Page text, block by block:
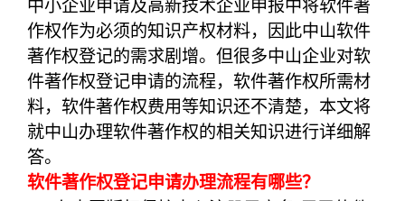
作权作为必须的知识产权材料，因此中山软件
著作权登记的需求剧增。但很多中山企业对软
件著作权登记申请的流程，软件著作权所需材
料，软件著作权费用等知识还不清楚，本文将
就中山办理软件著作权的相关知识进行详细解
答。
软件著作权登记申请办理流程有哪些？